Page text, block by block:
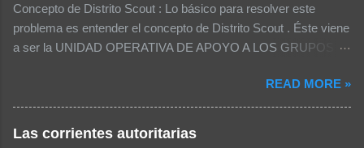
Extra con todos sus implementos 1 muda de
ropa por cada día de campamento, la misma
que incluya: Calcetines / Ropa interior Pijama o
Pañuelo Traje de baño Utensilios Cuchillo
Cuchara Tenedor Plato Taza Tazón Equipo de
higiene personal Jabón en jabonera Toallita
Concepto de Distrito Scout : Lo básico para resolver este
problema es entender el concepto de Distrito Scout . Éste viene
a ser la UNIDAD OPERATIVA DE APOYO A LOS GRUPOS
realización de eventos distritales deben darse para solventar
las necesidades que tiene un Grupo Scout . El distrito debe
proveer de temas operativos ya que se encuentra más cerca al
READ MORE »
Las corrientes autoritarias